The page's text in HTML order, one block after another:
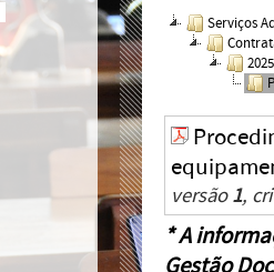
Serviços
2025
versão1,
* A
Gestão